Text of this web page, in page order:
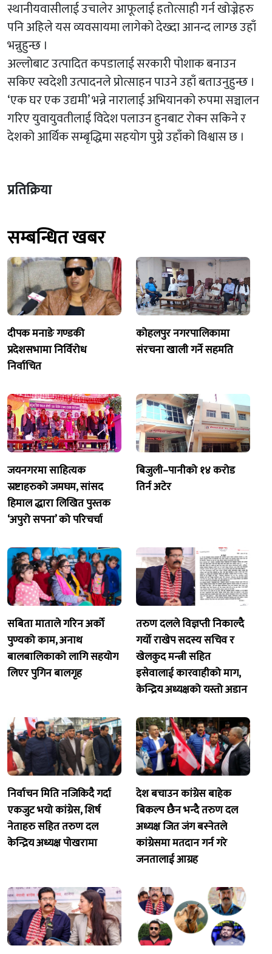
स्थानीयवासीलाई उचालेर आफूलाई हतोत्साही गर्न खोज्नेहरु
पनि अहिले यस व्यवसायमा लागेको देख्दा आनन्द लाग्छ उहाँ
भन्नुहुन्छ ।
अल्लोबाट उत्पादित कपडालाई सरकारी पोशाक बनाउन
सकिए स्वदेशी उत्पादनले प्रोत्साहन पाउने उहाँ बताउनुहुन्छ ।
‘एक घर एक उद्यमी’ भन्ने नारालाई अभियानको रुपमा सञ्चालन
गरिए युवायुवतीलाई विदेश पलाउन हुनबाट रोक्न सकिने र
देशको आर्थिक सम्बृद्धिमा सहयोग पुग्ने उहाँको विश्वास छ ।
प्रतिक्रिया
सम्बन्धित खबर
दीपक मनाङे गण्डकी
प्रदेशसभामा निर्विरोध
निर्वाचित
कोहलपुर नगरपालिकामा
संरचना खाली गर्ने सहमति
जयनगरमा साहित्यक
स्रष्टाहरुको जमघम, सांसद
हिमाल द्धारा लिखित पुस्तक
‘अपुरो सपना’ को परिचर्चा
बिजुली–पानीको १४ करोड
तिर्न अटेर
सबिता माताले गरिन अर्को
पुण्यको काम, अनाथ
बालबालिकाको लागि सहयोग
लिएर पुगिन बालगृह
तरुण दलले विज्ञप्ती निकाल्दै
गर्यो राखेप सदस्य सचिव र
खेलकुद मन्त्री सहित
इसेवालाई कारवाहीको माग,
केन्द्रिय अध्यक्षको यस्तो अडान
निर्वाचन मिति नजिकिदै गर्दा
एकजुट भयो कांग्रेस, शिर्ष
नेताहरु सहित तरुण दल
केन्द्रिय अध्यक्ष पोखरामा
देश बचाउन कांग्रेस बाहेक
बिकल्प छैन भन्दै तरुण दल
अध्यक्ष जित जंग बस्नेतले
कांग्रेसमा मतदान गर्न गरे
जनतालाई आग्रह